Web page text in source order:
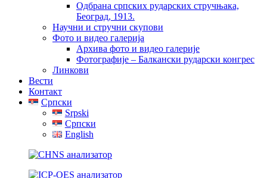
Одбрана српских рударских стручњака,
Београд, 1913.
Научни и стручни скупови
Фото и видео галерија
Архива фото и видео галерије
Фотографије – Балкански рударски конгрес
Линкови
Вести
Контакт
Српски
Srpski
Српски
English